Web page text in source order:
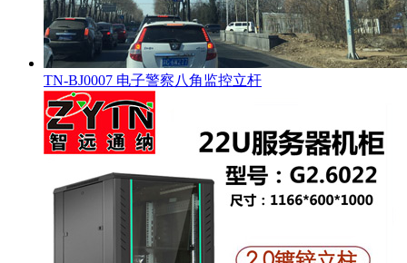
TN-BJ0007 电子警察八角监控立杆